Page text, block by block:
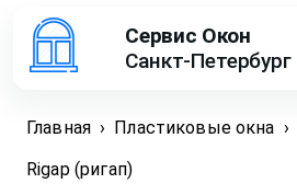
Сервис Окон
Санкт-Петербург
Главная › Пластиковые окна ›
Rigap (ригап)